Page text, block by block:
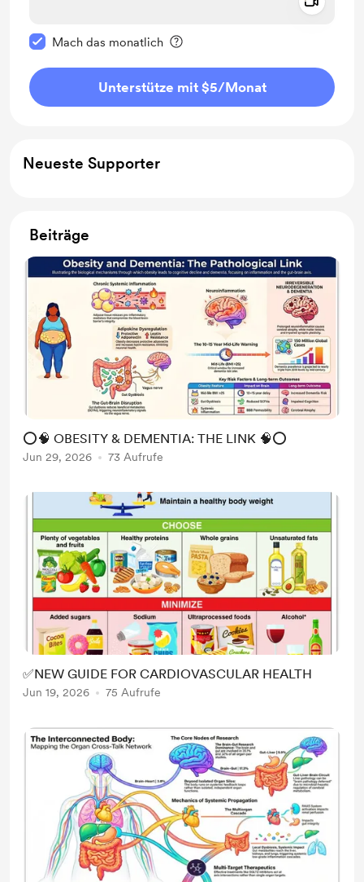
Mach das monatlich
Unterstütze mit $5/Monat
Neueste Supporter
Beiträge
⭕🧠 OBESITY & DEMENTIA: THE LINK 🧠⭕
Jun 29, 2026 73 Aufrufe
✅NEW GUIDE FOR CARDIOVASCULAR HEALTH
Jun 19, 2026 75 Aufrufe